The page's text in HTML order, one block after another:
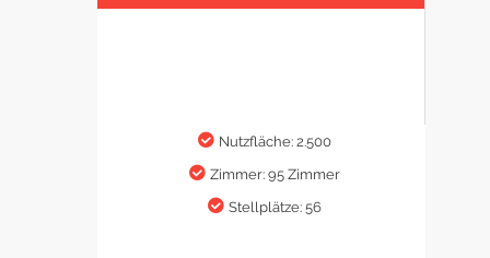
Nutzfläche: 2.500
Zimmer: 95 Zimmer
Stellplätze: 56